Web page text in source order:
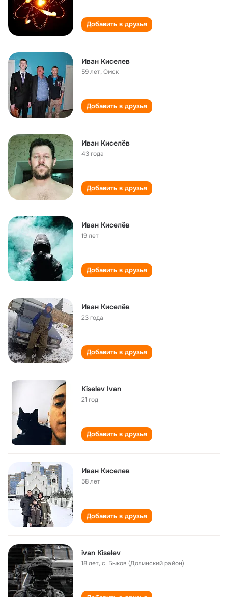
Добавить в друзья
Иван Киселев
59 лет,Омск
Добавить в друзья
Иван Киселёв
43 года
Добавить в друзья
Иван Киселëв
19 лет
Добавить в друзья
Иван Киселëв
23 года
Добавить в друзья
Kiselev Ivan
21 год
Добавить в друзья
Иван Киселев
58 лет
Добавить в друзья
ivan Kiselev
18 лет,с. Быков (Долинский район)